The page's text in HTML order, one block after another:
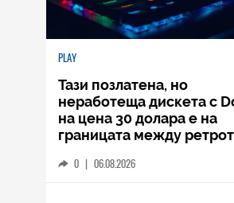
PLAY
Тази позлатена, но
неработеща дискета с
на цена 30 долара е на
границата между
0 | 06.08.2026